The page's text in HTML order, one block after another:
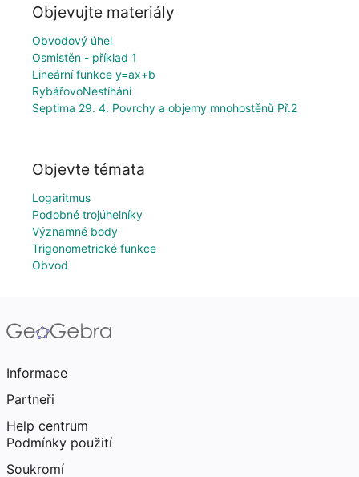
Objevujte materiály
Obvodový úhel
Osmistěn - příklad 1
Lineární funkce y=ax+b
RybářovoNestíhání
Septima 29. 4. Povrchy a objemy mnohostěnů Př.2
Objevte témata
Logaritmus
Podobné trojúhelníky
Významné body
Trigonometrické funkce
Obvod
Informace
Partneři
Help centrum
Podmínky použití
Soukromí